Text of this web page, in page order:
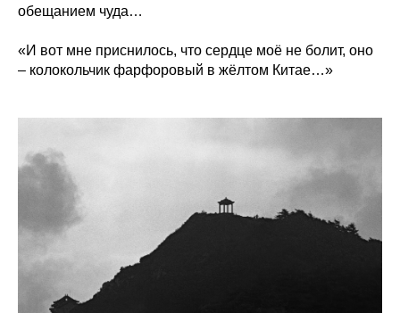
обещанием чуда…
«И вот мне приснилось, что сердце моё не болит, оно
– колокольчик фарфоровый в жёлтом Китае…»